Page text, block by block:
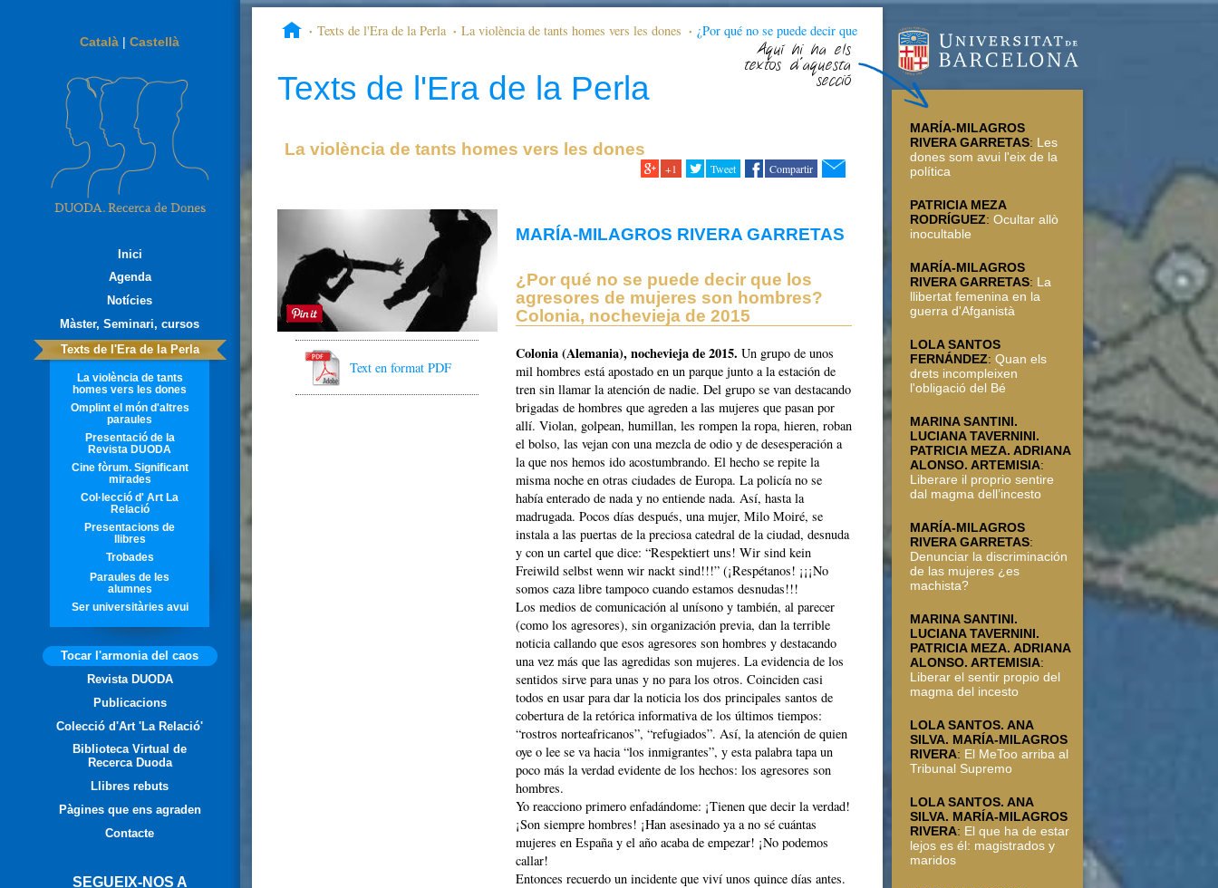
Català |Castellà
Inici
Agenda
Notícies
Màster, Seminari, cursos
Texts de l'Era de la Perla
La violència de tants
homes vers les dones
Omplint el món d'altres
paraules
Presentació de la
Revista DUODA
Cine fòrum. Significant
mirades
Col·lecció d' Art La
Relació
Presentacions de
llibres
Trobades
Paraules de les
alumnes
Ser universitàries avui
Tocar l'armonia del caos
Revista DUODA
Publicacions
Colecció d'Art 'La Relació'
Biblioteca Virtual de
Recerca Duoda
Llibres rebuts
Pàgines que ens agraden
Contacte
SEGUEIX-NOS A
Texts de l'Era de la Perla La violència de tants homes vers les dones
¿Por qué no se puede decir que
Aquí hi ha els
textos d'aquesta
secció
Texts de l'Era de la Perla
La violència de tants homes vers les dones
+1 Tweet Compartir
Text en format PDF
MARÍA-MILAGROS RIVERA GARRETAS
¿Por qué no se puede decir que los
agresores de mujeres son hombres?
Colonia, nochevieja de 2015
Colonia (Alemania), nochevieja de 2015. Un grupo de unos
mil hombres está apostado en un parque junto a la estación de
tren sin llamar la atención de nadie. Del grupo se van destacando
brigadas de hombres que agreden a las mujeres que pasan por
allí. Violan, golpean, humillan, les rompen la ropa, hieren, roban
el bolso, las vejan con una mezcla de odio y de desesperación a
la que nos hemos ido acostumbrando. El hecho se repite la
misma noche en otras ciudades de Europa. La policía no se
había enterado de nada y no entiende nada. Así, hasta la
madrugada. Pocos días después, una mujer, Milo Moiré, se
instala a las puertas de la preciosa catedral de la ciudad, desnuda
y con un cartel que dice: “Respektiert uns! Wir sind kein
Freiwild selbst wenn wir nackt sind!!!” (¡Respétanos! ¡¡¡No
somos caza libre tampoco cuando estamos desnudas!!!
Los medios de comunicación al unísono y también, al parecer
(como los agresores), sin organización previa, dan la terrible
noticia callando que esos agresores son hombres y destacando
una vez más que las agredidas son mujeres. La evidencia de los
sentidos sirve para unas y no para los otros. Coinciden casi
todos en usar para dar la noticia los dos principales santos de
cobertura de la retórica informativa de los últimos tiempos:
“rostros norteafricanos”, “refugiados”. Así, la atención de quien
oye o lee se va hacia “los inmigrantes”, y esta palabra tapa un
poco más la verdad evidente de los hechos: los agresores son
hombres.
Yo reacciono primero enfadándome: ¡Tienen que decir la verdad!
¡Son siempre hombres! ¡Han asesinado ya a no sé cuántas
mujeres en España y el año acaba de empezar! ¡No podemos
callar!
Entonces recuerdo un incidente que viví unos quince días antes.
MARÍA-MILAGROS
RIVERA GARRETAS: Les
dones som avui l'eix de la
política
PATRICIA MEZA
RODRÍGUEZ:Ocultar allò
inocultable
MARÍA-MILAGROS
RIVERA GARRETAS: La
llibertat femenina en la
guerra d'Afganistà
LOLA SANTOS
FERNÁNDEZ:Quan els
drets incompleixen
l'obligació del Bé
MARINA SANTINI.
LUCIANA TAVERNINI.
PATRICIA MEZA. ADRIANA
ALONSO. ARTEMISIA:
Liberare il proprio sentire
dal magma dell’incesto
MARÍA-MILAGROS
RIVERA GARRETAS:
Denunciar la discriminación
de las mujeres ¿es
machista?
MARINA SANTINI.
LUCIANA TAVERNINI.
PATRICIA MEZA. ADRIANA
ALONSO. ARTEMISIA:
Liberar el sentir propio del
magma del incesto
LOLA SANTOS. ANA
SILVA. MARÍA-MILAGROS
RIVERA: El MeToo arriba al
Tribunal Supremo
LOLA SANTOS. ANA
SILVA. MARÍA-MILAGROS
RIVERA: El que ha de estar
lejos es él: magistrados y
maridos